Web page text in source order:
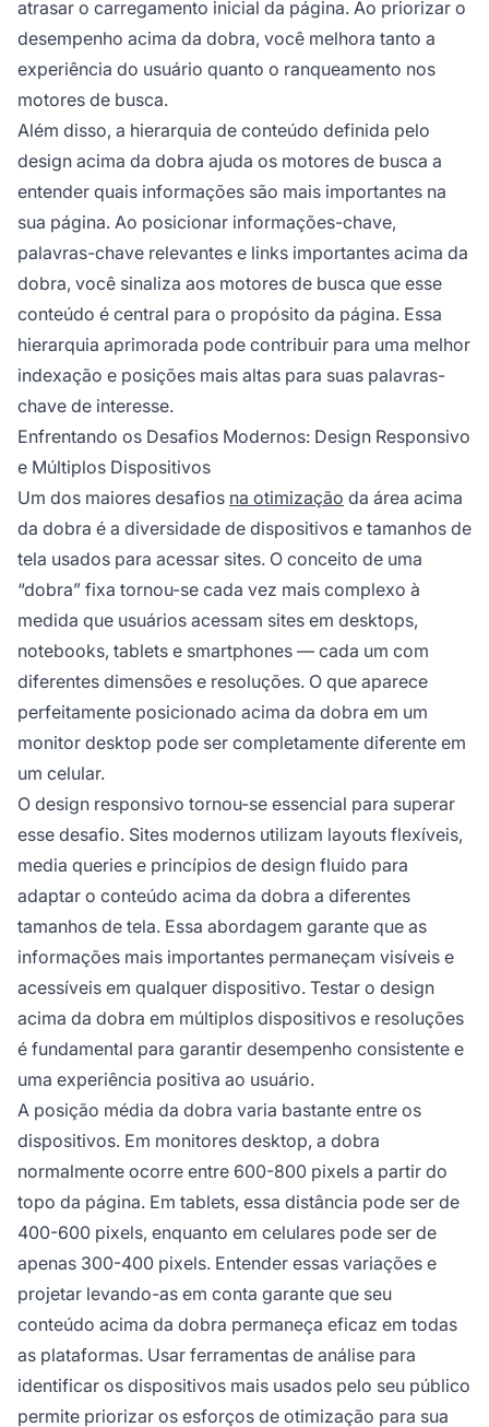
atrasar o carregamento inicial da página. Ao priorizar o
desempenho acima da dobra, você melhora tanto a
experiência do usuário quanto o ranqueamento nos
motores de busca.
Além disso, a hierarquia de conteúdo definida pelo
design acima da dobra ajuda os motores de busca a
entender quais informações são mais importantes na
sua página. Ao posicionar informações-chave,
palavras-chave relevantes e links importantes acima da
dobra, você sinaliza aos motores de busca que esse
conteúdo é central para o propósito da página. Essa
hierarquia aprimorada pode contribuir para uma melhor
indexação e posições mais altas para suas palavras-
chave de interesse.
Enfrentando os Desafios Modernos: Design Responsivo
e Múltiplos Dispositivos
Um dos maiores desafios na otimização da área acima
da dobra é a diversidade de dispositivos e tamanhos de
tela usados para acessar sites. O conceito de uma
“dobra” fixa tornou-se cada vez mais complexo à
medida que usuários acessam sites em desktops,
notebooks, tablets e smartphones — cada um com
diferentes dimensões e resoluções. O que aparece
perfeitamente posicionado acima da dobra em um
monitor desktop pode ser completamente diferente em
um celular.
O design responsivo tornou-se essencial para superar
esse desafio. Sites modernos utilizam layouts flexíveis,
media queries e princípios de design fluido para
adaptar o conteúdo acima da dobra a diferentes
tamanhos de tela. Essa abordagem garante que as
informações mais importantes permaneçam visíveis e
acessíveis em qualquer dispositivo. Testar o design
acima da dobra em múltiplos dispositivos e resoluções
é fundamental para garantir desempenho consistente e
uma experiência positiva ao usuário.
A posição média da dobra varia bastante entre os
dispositivos. Em monitores desktop, a dobra
normalmente ocorre entre 600-800 pixels a partir do
topo da página. Em tablets, essa distância pode ser de
400-600 pixels, enquanto em celulares pode ser de
apenas 300-400 pixels. Entender essas variações e
projetar levando-as em conta garante que seu
conteúdo acima da dobra permaneça eficaz em todas
as plataformas. Usar ferramentas de análise para
identificar os dispositivos mais usados pelo seu público
permite priorizar os esforços de otimização para sua